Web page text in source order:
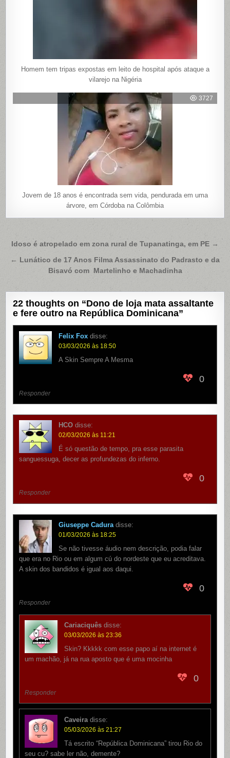
Homem tem tripas expostas em leito de hospital após ataque a
vilarejo na Nigéria
3727
Jovem de 18 anos é encontrada sem vida, pendurada em uma
árvore, em Córdoba na Colômbia
Navegação
de
Idoso é atropelado em zona rural de Tupanatinga, em PE →
← Lunático de 17 Anos Filma Assassinato do Padrasto e da
Bisavó com Martelinho e Machadinha
22 thoughts on “Dono de loja mata assaltante
e fere outro na República Dominicana”
Felix Fox disse:
03/03/2026 às 18:50
A Skin Sempre A Mesma
0
Responder
HCO disse:
02/03/2026 às 11:21
É só questão de tempo, pra esse parasita
sanguessuga, decer as profundezas do inferno.
0
Responder
Giuseppe Cadura disse:
01/03/2026 às 18:25
Se não tivesse áudio nem descrição, podia falar
que era no Rio ou em algum cú do nordeste que eu acreditava.
A skin dos bandidos é igual aos daqui.
0
Responder
Cariaciquês disse:
03/03/2026 às 23:36
Skin? Kkkkk com esse papo aí na internet é
um machão, já na rua aposto que é uma mocinha
0
Responder
Caveira disse:
05/03/2026 às 21:27
Tá escrito “República Dominicana” tirou Rio do
seu cu? sabe ler não, demente?